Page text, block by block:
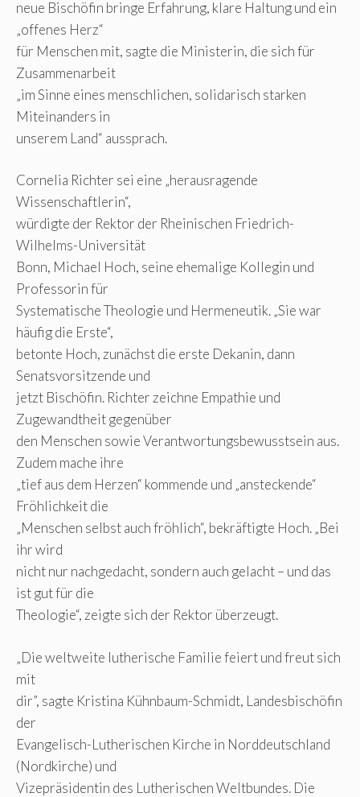
neue Bischöfin bringe Erfahrung, klare Haltung und ein
„offenes Herz“
für Menschen mit, sagte die Ministerin, die sich für
Zusammenarbeit
„im Sinne eines menschlichen, solidarisch starken
Miteinanders in
unserem Land“ aussprach.
Cornelia Richter sei eine „herausragende
Wissenschaftlerin“,
würdigte der Rektor der Rheinischen Friedrich-
Wilhelms-Universität
Bonn, Michael Hoch, seine ehemalige Kollegin und
Professorin für
Systematische Theologie und Hermeneutik. „Sie war
häufig die Erste“,
betonte Hoch, zunächst die erste Dekanin, dann
Senatsvorsitzende und
jetzt Bischöfin. Richter zeichne Empathie und
Zugewandtheit gegenüber
den Menschen sowie Verantwortungsbewusstsein aus.
Zudem mache ihre
„tief aus dem Herzen“ kommende und „ansteckende“
Fröhlichkeit die
„Menschen selbst auch fröhlich“, bekräftigte Hoch. „Bei
ihr wird
nicht nur nachgedacht, sondern auch gelacht – und das
ist gut für die
Theologie“, zeigte sich der Rektor überzeugt.
„Die weltweite lutherische Familie feiert und freut sich
mit
dir”, sagte Kristina Kühnbaum-Schmidt, Landesbischöfin
der
Evangelisch-Lutherischen Kirche in Norddeutschland
(Nordkirche) und
Vizepräsidentin des Lutherischen Weltbundes. Die